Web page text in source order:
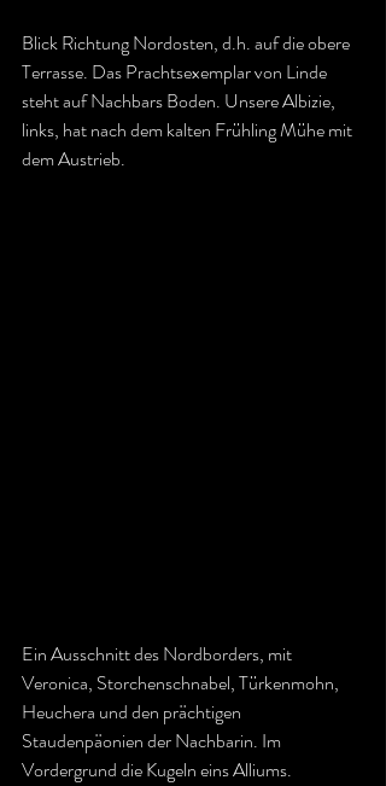
Blick Richtung Nordosten, d.h. auf die obere
Terrasse. Das Prachtsexemplar von Linde
steht auf Nachbars Boden. Unsere Albizie,
links, hat nach dem kalten Frühling Mühe mit
dem Austrieb.
Ein Ausschnitt des Nordborders, mit
Veronica, Storchenschnabel, Türkenmohn,
Heuchera und den prächtigen
Staudenpäonien der Nachbarin. Im
Vordergrund die Kugeln eins Alliums.